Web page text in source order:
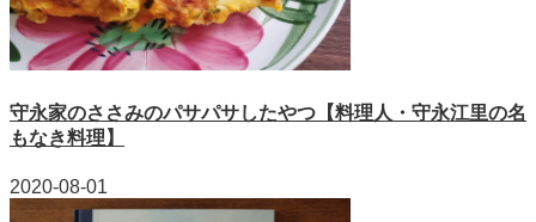
守永家のささみのパサパサしたやつ【料理人・守永江里の名
もなき料理】
2020-08-01